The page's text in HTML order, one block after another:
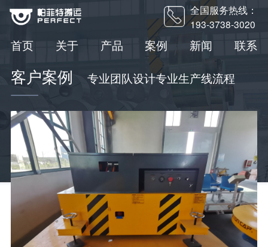
全国服务热线：
193-3738-3020
首页 关于 产品 案例 新闻 联系
客户案例 专业团队设计专业生产线流程